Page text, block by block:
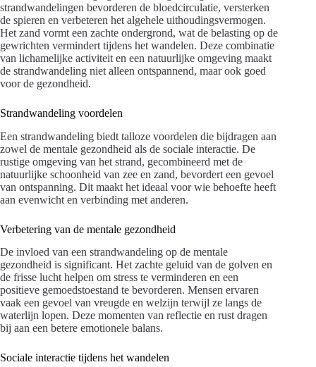
strandwandelingen bevorderen de bloedcirculatie, versterken
de spieren en verbeteren het algehele uithoudingsvermogen.
Het zand vormt een zachte ondergrond, wat de belasting op de
gewrichten vermindert tijdens het wandelen. Deze combinatie
van lichamelijke activiteit en een natuurlijke omgeving maakt
de strandwandeling niet alleen ontspannend, maar ook goed
voor de gezondheid.
Strandwandeling voordelen
Een strandwandeling biedt talloze voordelen die bijdragen aan
zowel de mentale gezondheid als de sociale interactie. De
rustige omgeving van het strand, gecombineerd met de
natuurlijke schoonheid van zee en zand, bevordert een gevoel
van ontspanning. Dit maakt het ideaal voor wie behoefte heeft
aan evenwicht en verbinding met anderen.
Verbetering van de mentale gezondheid
De invloed van een strandwandeling op de mentale
gezondheid is significant. Het zachte geluid van de golven en
de frisse lucht helpen om stress te verminderen en een
positieve gemoedstoestand te bevorderen. Mensen ervaren
vaak een gevoel van vreugde en welzijn terwijl ze langs de
waterlijn lopen. Deze momenten van reflectie en rust dragen
bij aan een betere emotionele balans.
Sociale interactie tijdens het wandelen